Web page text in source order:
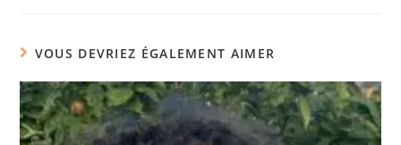
VOUS DEVRIEZ ÉGALEMENT AIMER